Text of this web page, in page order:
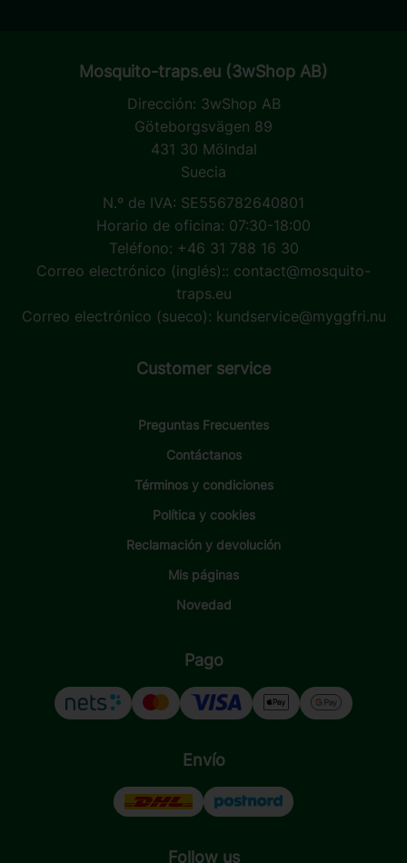
Mosquito-traps.eu (3wShop AB)
Dirección: 3wShop AB
Göteborgsvägen 89
431 30 Mölndal
Suecia
N.º de IVA: SE556782640801
Horario de oficina: 07:30-18:00
Teléfono: +46 31 788 16 30
Correo electrónico (inglés):: contact@mosquito-
traps.eu
Correo electrónico (sueco): kundservice@myggfri.nu
Customer service
Preguntas Frecuentes
Contáctanos
Términos y condiciones
Política y cookies
Reclamación y devolución
Mis páginas
Novedad
Pago
Envío
Follow us